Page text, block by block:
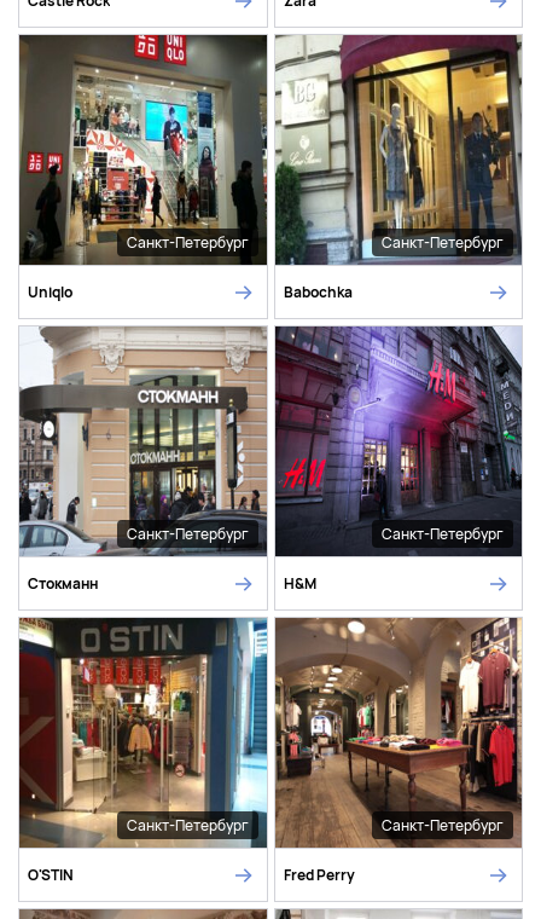
Санкт-Петербург
Uniqlo
Санкт-Петербург
Babochka
Санкт-Петербург
Стокманн
Санкт-Петербург
H&M
Санкт-Петербург
O'STIN
Санкт-Петербург
Fred Perry